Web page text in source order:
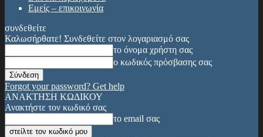
Εμείς – επικοινωνία
συνδεθείτε
Καλωσήρθατε! Συνδεθείτε στον λογαριασμό σας
το όνομα χρήστη σας
ο κωδικός πρόσβασης σας
Forgot your password? Get help
ΑΝΑΚΤΗΣΗ ΚΩΔΙΚΟΥ
Ανακτήστε τον κωδικό σας
το email σας